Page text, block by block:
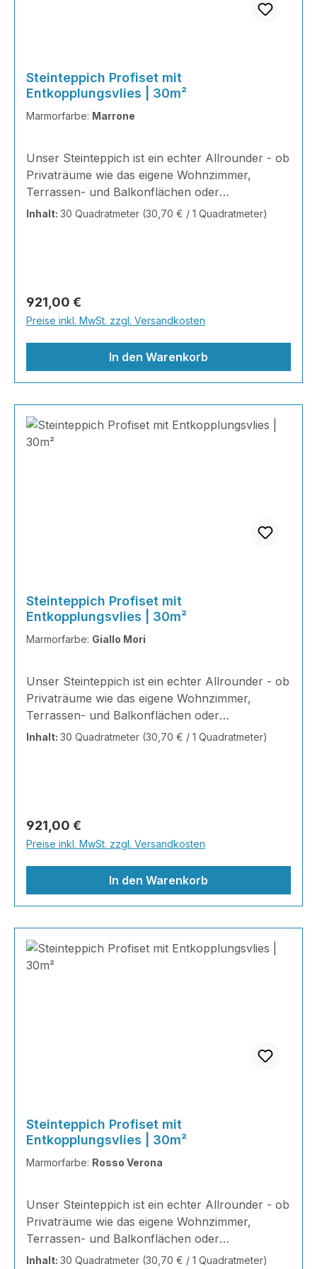
Steinteppich Profiset mit
Entkopplungsvlies | 30m²
Marmorfarbe: Marrone
Unser Steinteppich ist ein echter Allrounder - ob
Privaträume wie das eigene Wohnzimmer,
Terrassen- und Balkonflächen oder
Gewerbeobjekte und Austellungsräume; unsere
und einfach zu verlegen. Stöbern Sie in unserem
Shop nach Ihrer Lieblingsfarbe und legen Sie
gleich los! Inhalt 12x25kg Marmorsteine 6kg
Grundierung AT-EG 30 24kg
Inhalt: 30 Quadratmeter (30,70 € / 1 Quadratmeter)
Regulärer Preis:
921,00 €
Preise inkl. MwSt. zzgl. Versandkosten
In den Warenkorb
Steinteppich Profiset mit
Entkopplungsvlies | 30m²
Marmorfarbe: Giallo Mori
Unser Steinteppich ist ein echter Allrounder - ob
Privaträume wie das eigene Wohnzimmer,
Terrassen- und Balkonflächen oder
Gewerbeobjekte und Austellungsräume; unsere
und einfach zu verlegen. Stöbern Sie in unserem
Shop nach Ihrer Lieblingsfarbe und legen Sie
gleich los! Inhalt 12x25kg Marmorsteine 6kg
Grundierung AT-EG 30 24kg
Inhalt: 30 Quadratmeter (30,70 € / 1 Quadratmeter)
Regulärer Preis:
921,00 €
Preise inkl. MwSt. zzgl. Versandkosten
In den Warenkorb
Steinteppich Profiset mit
Entkopplungsvlies | 30m²
Marmorfarbe: Rosso Verona
Unser Steinteppich ist ein echter Allrounder - ob
Privaträume wie das eigene Wohnzimmer,
Terrassen- und Balkonflächen oder
Gewerbeobjekte und Austellungsräume; unsere
Inhalt: 30 Quadratmeter (30,70 € / 1 Quadratmeter)